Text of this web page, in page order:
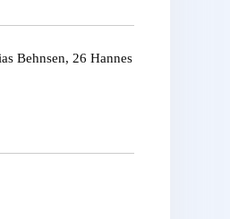
Behnsen, 26 Hannes